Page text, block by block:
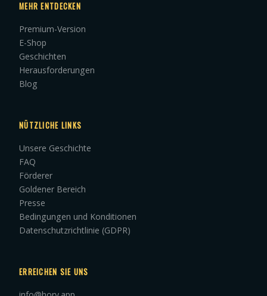
MEHR ENTDECKEN
Premium-Version
E-Shop
Geschichten
Herausforderungen
Blog
NÜTZLICHE LINKS
Unsere Geschichte
FAQ
Förderer
Goldener Bereich
Presse
Bedingungen und Konditionen
Datenschutzrichtlinie (GDPR)
ERREICHEN SIE UNS